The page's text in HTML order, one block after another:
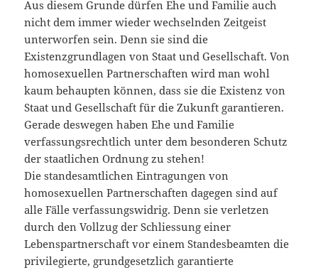
Aus diesem Grunde dürfen Ehe und Familie auch
nicht dem immer wieder wechselnden Zeitgeist
unterworfen sein. Denn sie sind die
Existenzgrundlagen von Staat und Gesellschaft. Von
homosexuellen Partnerschaften wird man wohl
kaum behaupten können, dass sie die Existenz von
Staat und Gesellschaft für die Zukunft garantieren.
Gerade deswegen haben Ehe und Familie
verfassungsrechtlich unter dem besonderen Schutz
der staatlichen Ordnung zu stehen!
Die standesamtlichen Eintragungen von
homosexuellen Partnerschaften dagegen sind auf
alle Fälle verfassungswidrig. Denn sie verletzen
durch den Vollzug der Schliessung einer
Lebenspartnerschaft vor einem Standesbeamten die
privilegierte, grundgesetzlich garantierte